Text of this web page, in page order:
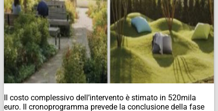
Il costo complessivo dell’intervento è stimato in 520mila
euro. Il cronoprogramma prevede la conclusione della fase